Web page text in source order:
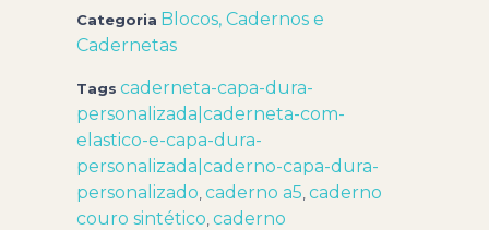
Categoria Blocos, Cadernos e
Cadernetas
Tags caderneta-capa-dura-
personalizada|caderneta-com-
elastico-e-capa-dura-
personalizada|caderno-capa-dura-
personalizado ,caderno a5 ,caderno
couro sintético ,caderno